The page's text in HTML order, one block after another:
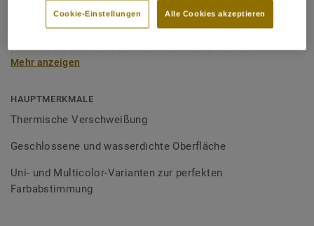
zweier PVC-Bahnen verwendet und sorgen für eine
wasserdichte und geschlossene Oberfläche, Grundlage für
perfekte Hygiene und einfache Reinigung. Tarkett
Schweißschnüre sind erhältlich in den Varianten Uni und
Bodenbelagssortiment abgestimmt. Durch die Verwendung
von Kontrastfarben lassen sich auch besondere
Mehr anzeigen
HAUPTMERKMALE
Thermische Verschweißung
Geschlossene und wasserdichte Oberfläche
Uni- und Multicolor-Varianten zur perfekten
Farbabstimmung
Alle Cookies akzeptieren
Cookie-Einstellungen